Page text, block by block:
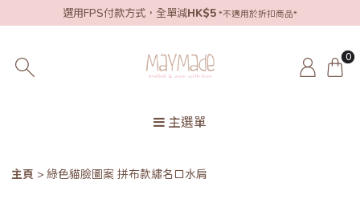
選用FPS付款方式，全單減HK$5 *不適用於折扣商品*
0
主選單
主頁 綠色貓臉圖案 拼布款繡名口水肩